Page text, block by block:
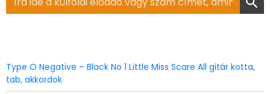
for:
Type O Negative – Black No 1 Little Miss Scare All gitár kotta,
tab, akkordok